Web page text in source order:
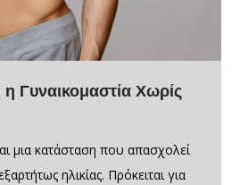
η Γυναικομαστία Χωρίς
μια κατάσταση που απασχολεί
ηλικίας. Πρόκειται για